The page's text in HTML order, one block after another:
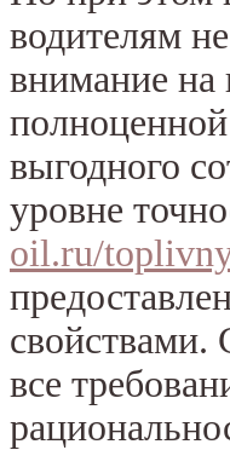
водителям
внимание на
выгодного
уровне
oil.ru/
свойствами.
все